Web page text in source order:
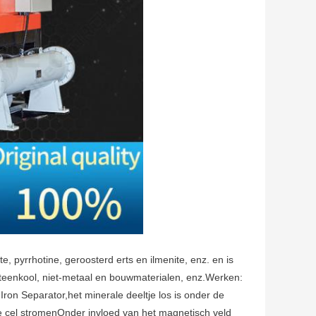
pyrrhotine, geroosterd erts en ilmenite, enz. en is
niet-metaal en bouwmaterialen, enz.Werken:
Separator,het minerale deeltje los is onder de
stromenOnder invloed van het magnetisch veld